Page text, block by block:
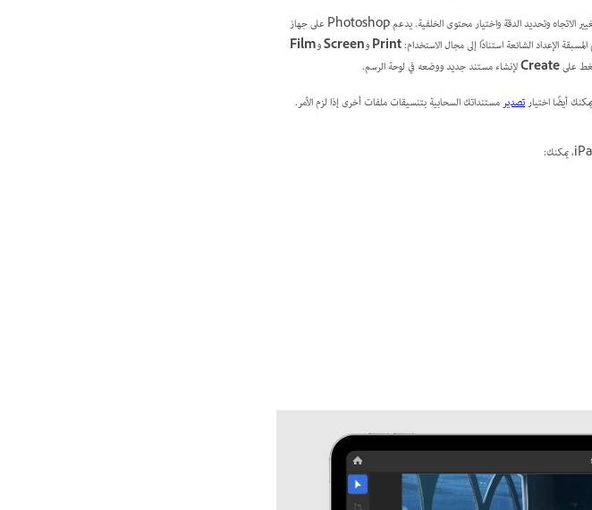
التي تفتح، يمكنك كتابة اسم لمستندك وتعيين أبعاد لوحة الرسم وتغيير الاتجاه وتحديد الدقة واختيار محتوى الخلفية. يدعم Photoshop على جهاز
PrintوScreenوFilm
علىCreateلإنشاء مستند جديد ووضعه في لوحة الرسم.
تصديرمستنداتك السحابية بتنسيقات ملفات أخرى إذا لزم الأمر.